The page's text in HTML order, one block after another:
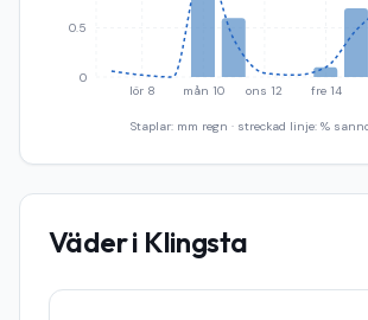
lör 8 mån 10 ons 12 fre 14
0
0.5
Staplar: mm regn · streckad linje: %
Väder i Klingsta